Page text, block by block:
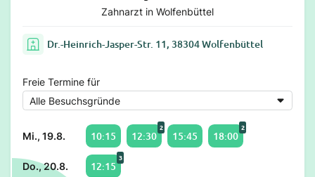
Zahnarzt in Wolfenbüttel
Dr.-Heinrich-Jasper-Str. 11, 38304 Wolfenbüttel
Freie Termine für
Mi., 19.8. 10:15 12:30
2
15:45 18:00
2
Do., 20.8. 12:15
3